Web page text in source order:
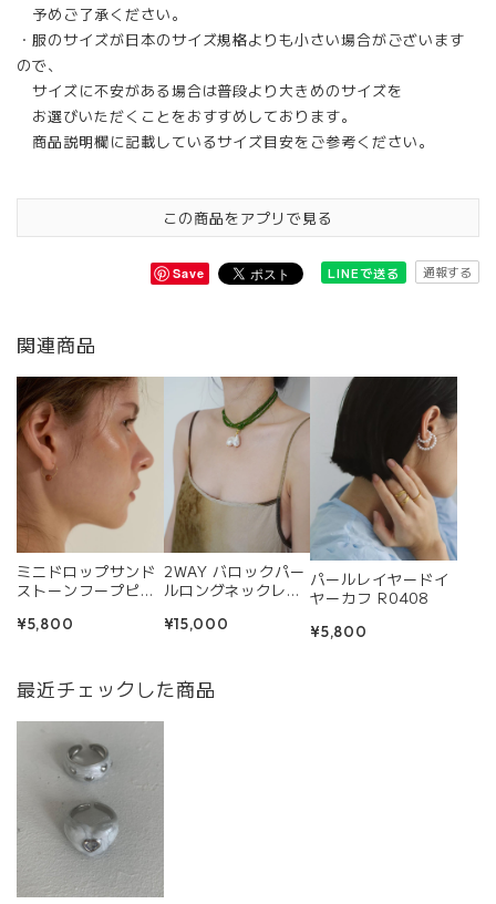
予めご了承ください。
・服のサイズが日本のサイズ規格よりも小さい場合がございます
ので、
サイズに不安がある場合は普段より大きめのサイズを
お選びいただくことをおすすめしております。
商品説明欄に記載しているサイズ目安をご参考ください。
この商品をアプリで見る
Save LINEで送る 通報する
関連商品
ミニドロップサンド
ストーンフープピア
¥5,800
2WAY バロックパー
ルロングネックレス
¥15,000
パールレイヤードイ
ヤーカフ R0408
¥5,800
最近チェックした商品